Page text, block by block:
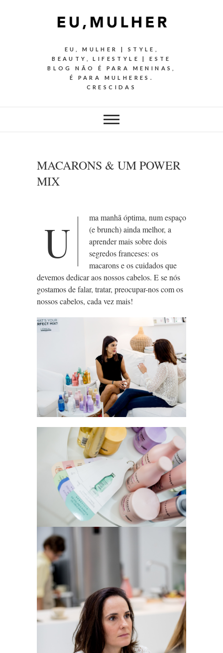
EU, MULHER | STYLE,
BEAUTY, LIFESTYLE | ESTE
BLOG NÃO É PARA MENINAS,
É PARA MULHERES.
CRESCIDAS
MACARONS & UM POWER
MIX
U
ma manhã óptima, num espaço
(e brunch) ainda melhor, a
aprender mais sobre dois
segredos franceses: os
macarons e os cuidados que
devemos dedicar aos nossos cabelos. E se nós
gostamos de falar, tratar, preocupar-nos com os
nossos cabelos, cada vez mais!